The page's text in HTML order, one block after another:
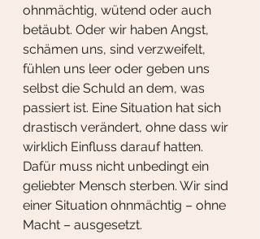
ohnmächtig, wütend oder auch
betäubt. Oder wir haben Angst,
schämen uns, sind verzweifelt,
fühlen uns leer oder geben uns
selbst die Schuld an dem, was
passiert ist. Eine Situation hat sich
drastisch verändert, ohne dass wir
wirklich Einfluss darauf hatten.
Dafür muss nicht unbedingt ein
geliebter Mensch sterben. Wir sind
einer Situation ohnmächtig – ohne
Macht – ausgesetzt.